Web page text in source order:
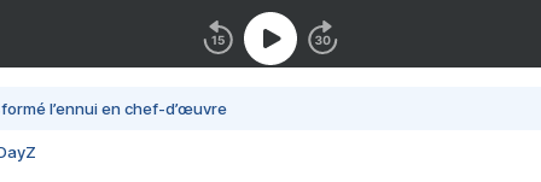
l’ennui en chef-d’œuvre